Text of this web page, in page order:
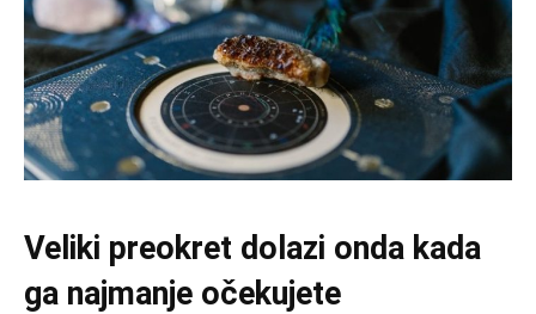
Veliki preokret dolazi onda kada
ga najmanje očekujete